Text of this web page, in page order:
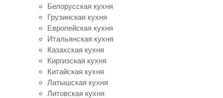
Белорусская кухня
Грузинская кухня
Европейская кухня
Итальянская кухня
Казахская кухня
Киргизская кухня
Китайская кухня
Латышская кухня
Литовская кухня